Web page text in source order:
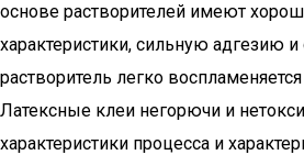
основе растворителей имеют
характеристики, сильную адгезию
растворитель легко
Латексные клеи негорючи и
характеристики процесса и